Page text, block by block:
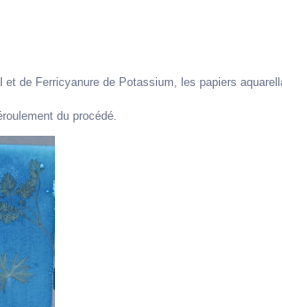
de Ferricyanure de Potassium, les papiers
du procédé.